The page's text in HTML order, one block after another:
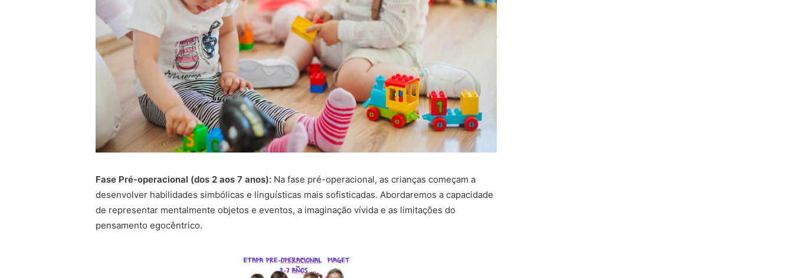
Fase Pré-operacional (dos 2 aos 7 anos): Na fase pré-operacional, as crianças começam a
desenvolver habilidades simbólicas e linguísticas mais sofisticadas. Abordaremos a capacidade
de representar mentalmente objetos e eventos, a imaginação vívida e as limitações do
pensamento egocêntrico.